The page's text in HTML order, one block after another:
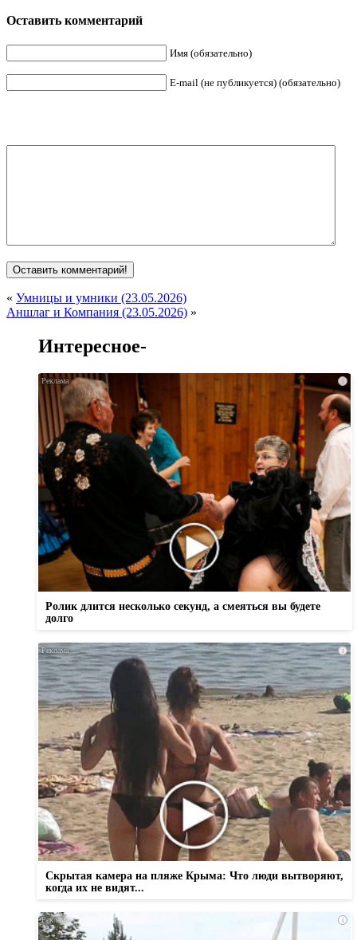
Оставить комментарий
Имя (обязательно)
E-mail (не публикуется) (обязательно)
« Умницы и умники (23.05.2026)
Аншлаг и Компания (23.05.2026) »
Интересное-
i
Ролик длится несколько секунд, а смеяться вы будете
долго
i
Скрытая камера на пляже Крыма: Что люди вытворяют,
когда их не видят...
i